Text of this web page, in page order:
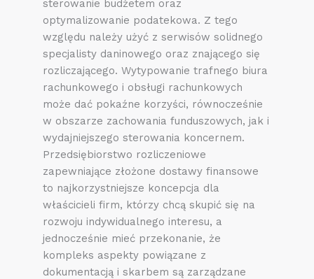
sterowanie budżetem oraz
optymalizowanie podatekowa. Z tego
względu należy użyć z serwisów solidnego
specjalisty daninowego oraz znającego się
rozliczającego. Wytypowanie trafnego biura
rachunkowego i obsługi rachunkowych
może dać pokaźne korzyści, równocześnie
w obszarze zachowania funduszowych, jak i
wydajniejszego sterowania koncernem.
Przedsiębiorstwo rozliczeniowe
zapewniające złożone dostawy finansowe
to najkorzystniejsze koncepcja dla
właścicieli firm, którzy chcą skupić się na
rozwoju indywidualnego interesu, a
jednocześnie mieć przekonanie, że
kompleks aspekty powiązane z
dokumentacją i skarbem są zarządzane